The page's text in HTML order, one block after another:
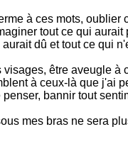
à ces mots, oublier
tout ce qui aurait
aurait dû et tout ce qui
visages, être aveugle à
à ceux-là que j'ai
penser, bannir tout
mes bras ne sera